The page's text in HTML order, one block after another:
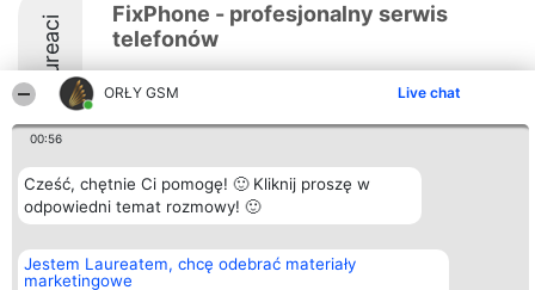
ORŁY GSM Live chat
00:56
Cześć, chętnie Ci pomogę! 🙂 Kliknij proszę w
odpowiedni temat rozmowy! 🙂
Jestem Laureatem, chcę odebrać materiały
marketingowe
Laureaci
FixPhone - profesjonalny serwis
telefonów
Organizator plebiscytu
Bright Side Solutions sp. z o.
ul. Ruska 22
Wrocław 50-079
Plebiscyt
Laureaci
wszystkich
Laureatów